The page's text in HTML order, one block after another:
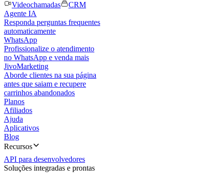
Videochamadas
CRM
Agente IA
Responda perguntas frequentes
automaticamente
WhatsApp
Profissionalize o atendimento
no WhatsApp e venda mais
JivoMarketing
Aborde clientes na sua página
antes que saiam e recupere
carrinhos abandonados
Planos
Afiliados
Ajuda
Aplicativos
Blog
Recursos
API para desenvolvedores
Soluções integradas e prontas